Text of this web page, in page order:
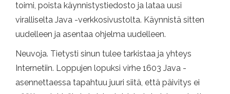
toimi, poista käynnistystiedosto ja lataa uusi
viralliselta Java -verkkosivustolta. Käynnistä sitten
uudelleen ja asentaa ohjelma uudelleen.
Neuvoja. Tietysti sinun tulee tarkistaa ja yhteys
Internetiin. Loppujen lopuksi virhe 1603 Java -
asennettaessa tapahtuu juuri siitä, että päivitys ei